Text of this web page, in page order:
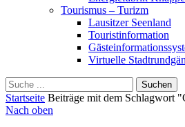
Tourismus – Turizm
Lausitzer Seenland
Touristinformation
Virtuelle
Suche
für:
Startseite Beiträge mit dem Schlagwort
Nach oben